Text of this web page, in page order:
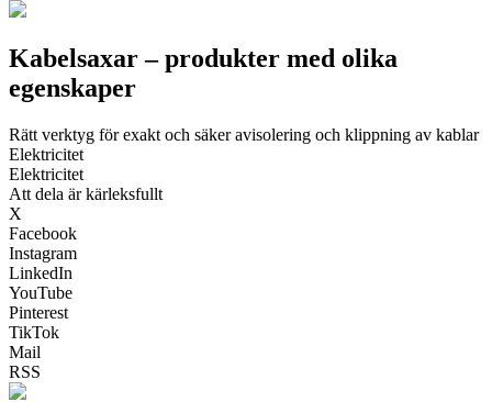
Kabelsaxar – produkter med olika
egenskaper
Rätt verktyg för exakt och säker avisolering och klippning av kablar
Elektricitet
Elektricitet
Att dela är kärleksfullt
X
Facebook
Instagram
LinkedIn
YouTube
Pinterest
TikTok
Mail
RSS